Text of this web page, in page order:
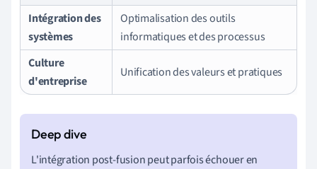
Intégration des
systèmes
Optimalisation des outils
informatiques et des processus
Culture
d'entreprise
Unification des valeurs et pratiques
L'intégration post-fusion peut parfois échouer en